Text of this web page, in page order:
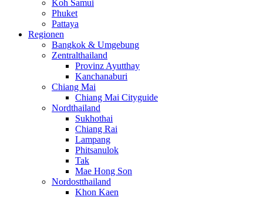
Koh Samui
Phuket
Pattaya
Regionen
Bangkok & Umgebung
Zentralthailand
Provinz Ayutthay
Kanchanaburi
Chiang Mai
Chiang Mai Cityguide
Nordthailand
Sukhothai
Chiang Rai
Lampang
Phitsanulok
Tak
Mae Hong Son
Nordostthailand
Khon Kaen